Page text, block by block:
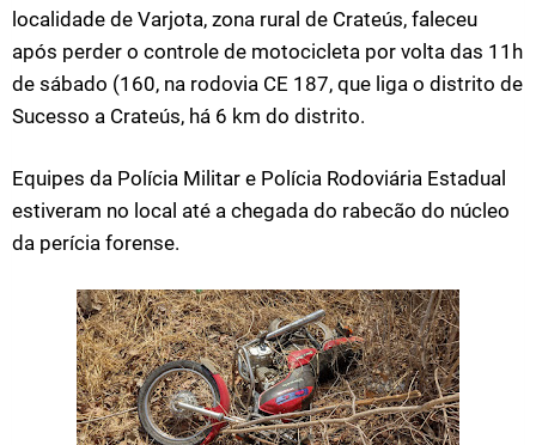
localidade de Varjota, zona rural de Crateús, faleceu
após perder o controle de motocicleta por volta das 11h
de sábado (160, na rodovia CE 187, que liga o distrito de
Sucesso a Crateús, há 6 km do distrito.
Equipes da Polícia Militar e Polícia Rodoviária Estadual
estiveram no local até a chegada do rabecão do núcleo
da perícia forense.